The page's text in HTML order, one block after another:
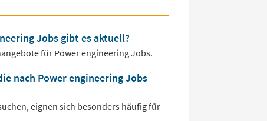
Jobs gibt es aktuell?
fürPower engineering Jobs.
nach Power engineering Jobs
eignen sich besonders häufig für